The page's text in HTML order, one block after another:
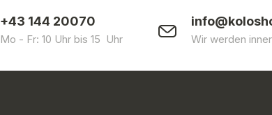
+43 144 20070
Mo - Fr: 10 Uhr bis 15 Uhr Wir werden